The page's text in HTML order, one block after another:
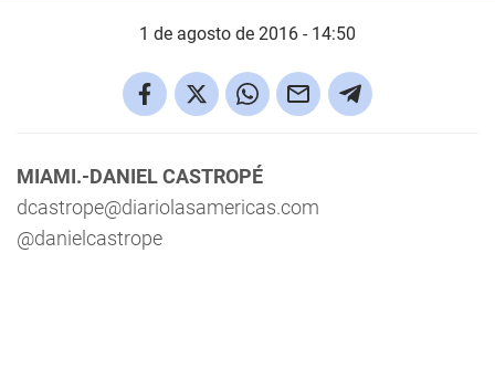
1 de agosto de 2016 - 14:50
MIAMI.-DANIEL CASTROPÉ
dcastrope@diariolasamericas.com
@danielcastrope